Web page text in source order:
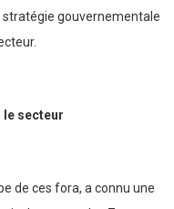
stratégie gouvernementale
le secteur
de ces fora, a connu une